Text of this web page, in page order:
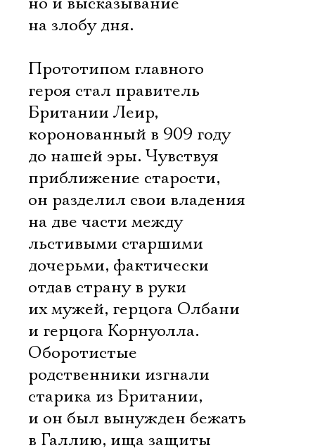
на злобу дня.
Прототипом главного
героя стал правитель
Британии Леир,
коронованный в 909 году
до нашей эры. Чувствуя
приближение старости,
он разделил свои владения
на две части между
льстивыми старшими
дочерьми, фактически
отдав страну в руки
их мужей, герцога Олбани
и герцога Корнуолла.
Оборотистые
родственники изгнали
старика из Британии,
и он был вынужден бежать
в Галлию, ища защиты